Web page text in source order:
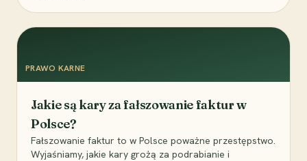
PRAWO KARNE
Jakie są kary za fałszowanie faktur w
Polsce?
Fałszowanie faktur to w Polsce poważne przestępstwo.
Wyjaśniamy, jakie kary grożą za podrabianie i